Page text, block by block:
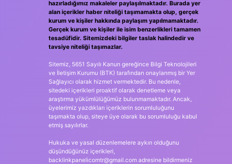
hazırladığımız makaleler paylaşılmaktadır. Burada yer
alan içerikler haber niteliği taşımamakta olup, gerçek
kurum ve kişiler hakkında paylaşım yapılmamaktadır.
Gerçek kurum ve kişiler ile isim benzerlikleri tamamen
tesadüfidir. Sitemizdeki bilgiler taslak halindedir ve
tavsiye niteliği taşımazlar.
Sitemiz, 5651 Sayılı Kanun gereğince Bilgi Teknolojileri
ve İletişim Kurumu (BTK) tarafından onaylanmış bir Yer
Sağlayıcı olarak hizmet vermektedir. Bu nedenle,
sitedeki içerikleri proaktif olarak denetleme veya
araştırma yükümlülüğümüz bulunmamaktadır. Ancak,
üyelerimiz yazdıkları içeriklerin sorumluluğunu
taşımakta olup, siteye üye olarak bu sorumluluğu kabul
etmiş sayılırlar.
Hukuka ve yasal düzenlemelere aykırı olduğunu
düşündüğünüz içerikleri,
backlinkpanelicomtr@gmail.comadresine bildirmeniz